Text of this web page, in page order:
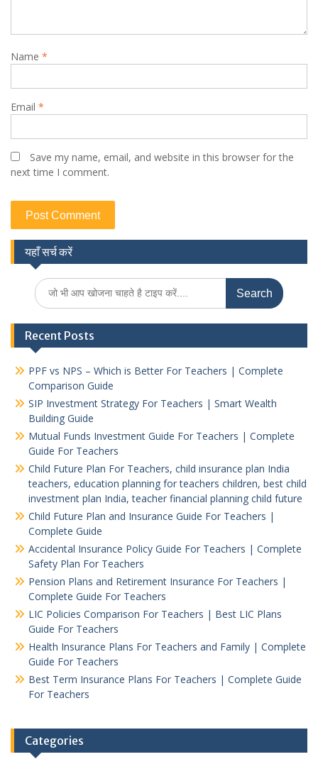
Name *
Email *
Save my name, email, and website in this browser for the
next time I comment.
यहाँ सर्च करें
Search
for:
Recent Posts
PPF vs NPS – Which is Better For Teachers | Complete
Comparison Guide
SIP Investment Strategy For Teachers | Smart Wealth
Building Guide
Mutual Funds Investment Guide For Teachers | Complete
Guide For Teachers
Child Future Plan For Teachers, child insurance plan India
teachers, education planning for teachers children, best child
investment plan India, teacher financial planning child future
Child Future Plan and Insurance Guide For Teachers |
Complete Guide
Accidental Insurance Policy Guide For Teachers | Complete
Safety Plan For Teachers
Pension Plans and Retirement Insurance For Teachers |
Complete Guide For Teachers
LIC Policies Comparison For Teachers | Best LIC Plans
Guide For Teachers
Health Insurance Plans For Teachers and Family | Complete
Guide For Teachers
Best Term Insurance Plans For Teachers | Complete Guide
For Teachers
Categories